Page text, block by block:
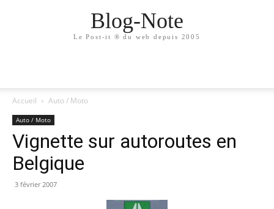
Blog-Note
Le Post-it ® du web depuis 2005
Accueil Auto / Moto
Auto / Moto
Vignette sur autoroutes en
Belgique
3 février 2007